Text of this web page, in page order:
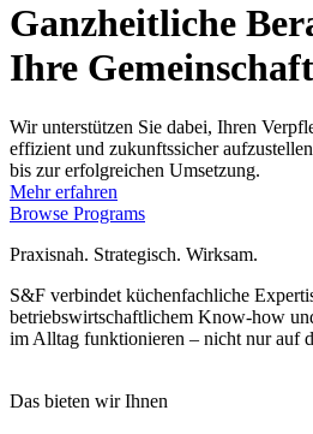
Ganzheitliche
Ihre
Wir unterstützen Sie dabei, Ihren
effizient und zukunftssicher
bis zur erfolgreichen Umsetzung.
Mehr erfahren
Browse Programs
Praxisnah. Strategisch. Wirksam.
S&F verbindet küchenfachliche
betriebswirtschaftlichem Know-how
im Alltag funktionieren – nicht nur auf
Das bieten wir Ihnen